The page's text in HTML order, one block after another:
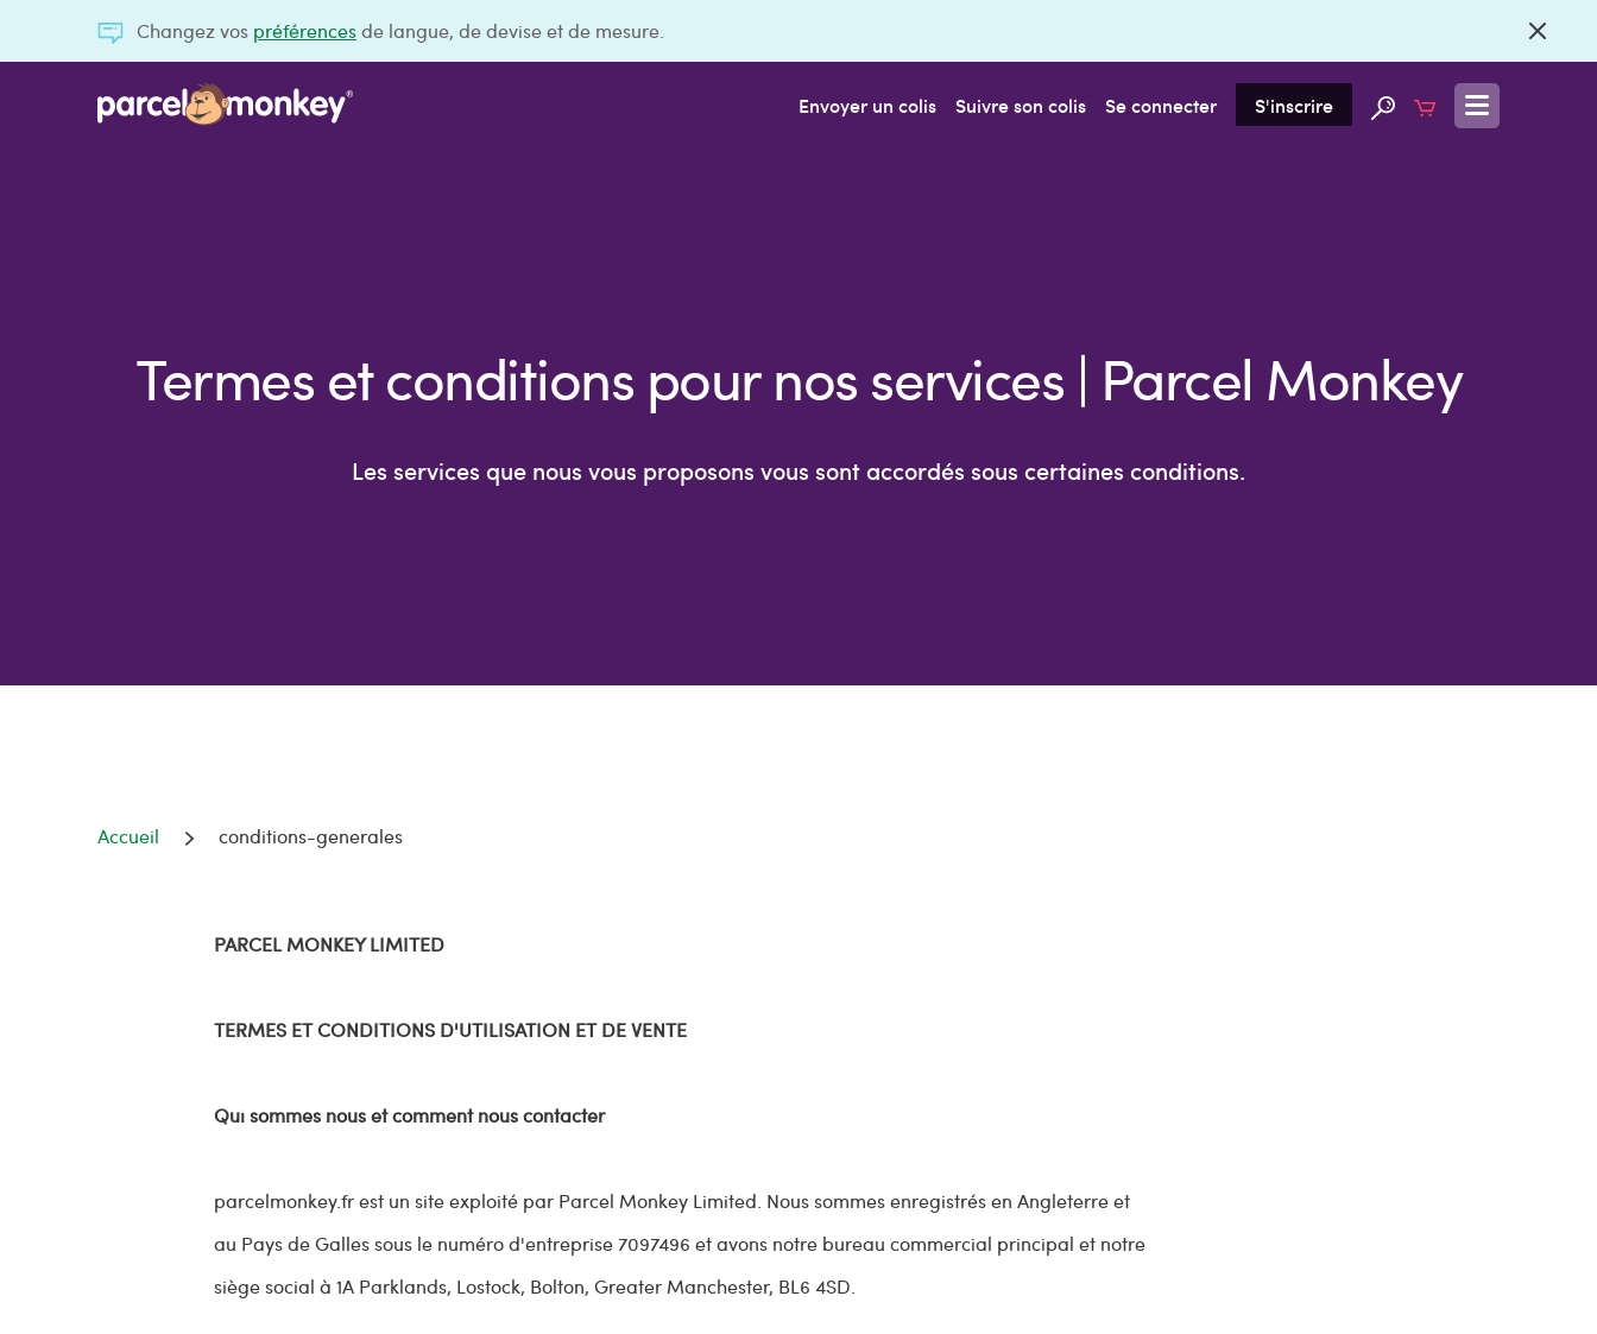
Changez vos préférencesde langue, de devise et de mesure.
Envoyer un colis Suivre son colis Se connecter S'inscrire
Termes et conditions pour nos services | Parcel Monkey
Les services que nous vous proposons vous sont accordés sous certaines conditions.
Accueil conditions-generales
PARCEL MONKEY LIMITED
TERMES ET CONDITIONS D'UTILISATION ET DE VENTE
Qui sommes nous et comment nous contacter
parcelmonkey.fr est un site exploité par Parcel Monkey Limited. Nous sommes enregistrés en Angleterre et
au Pays de Galles sous le numéro d'entreprise 7097496 et avons notre bureau commercial principal et notre
siège social à1A Parklands, Lostock, Bolton,Greater Manchester, BL6 4SD.